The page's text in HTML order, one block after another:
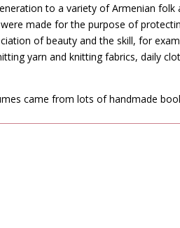
to a variety of Armenian
made for the purpose of
of beauty and the skill, for
yarn and knitting fabrics, daily
came from lots of handmade